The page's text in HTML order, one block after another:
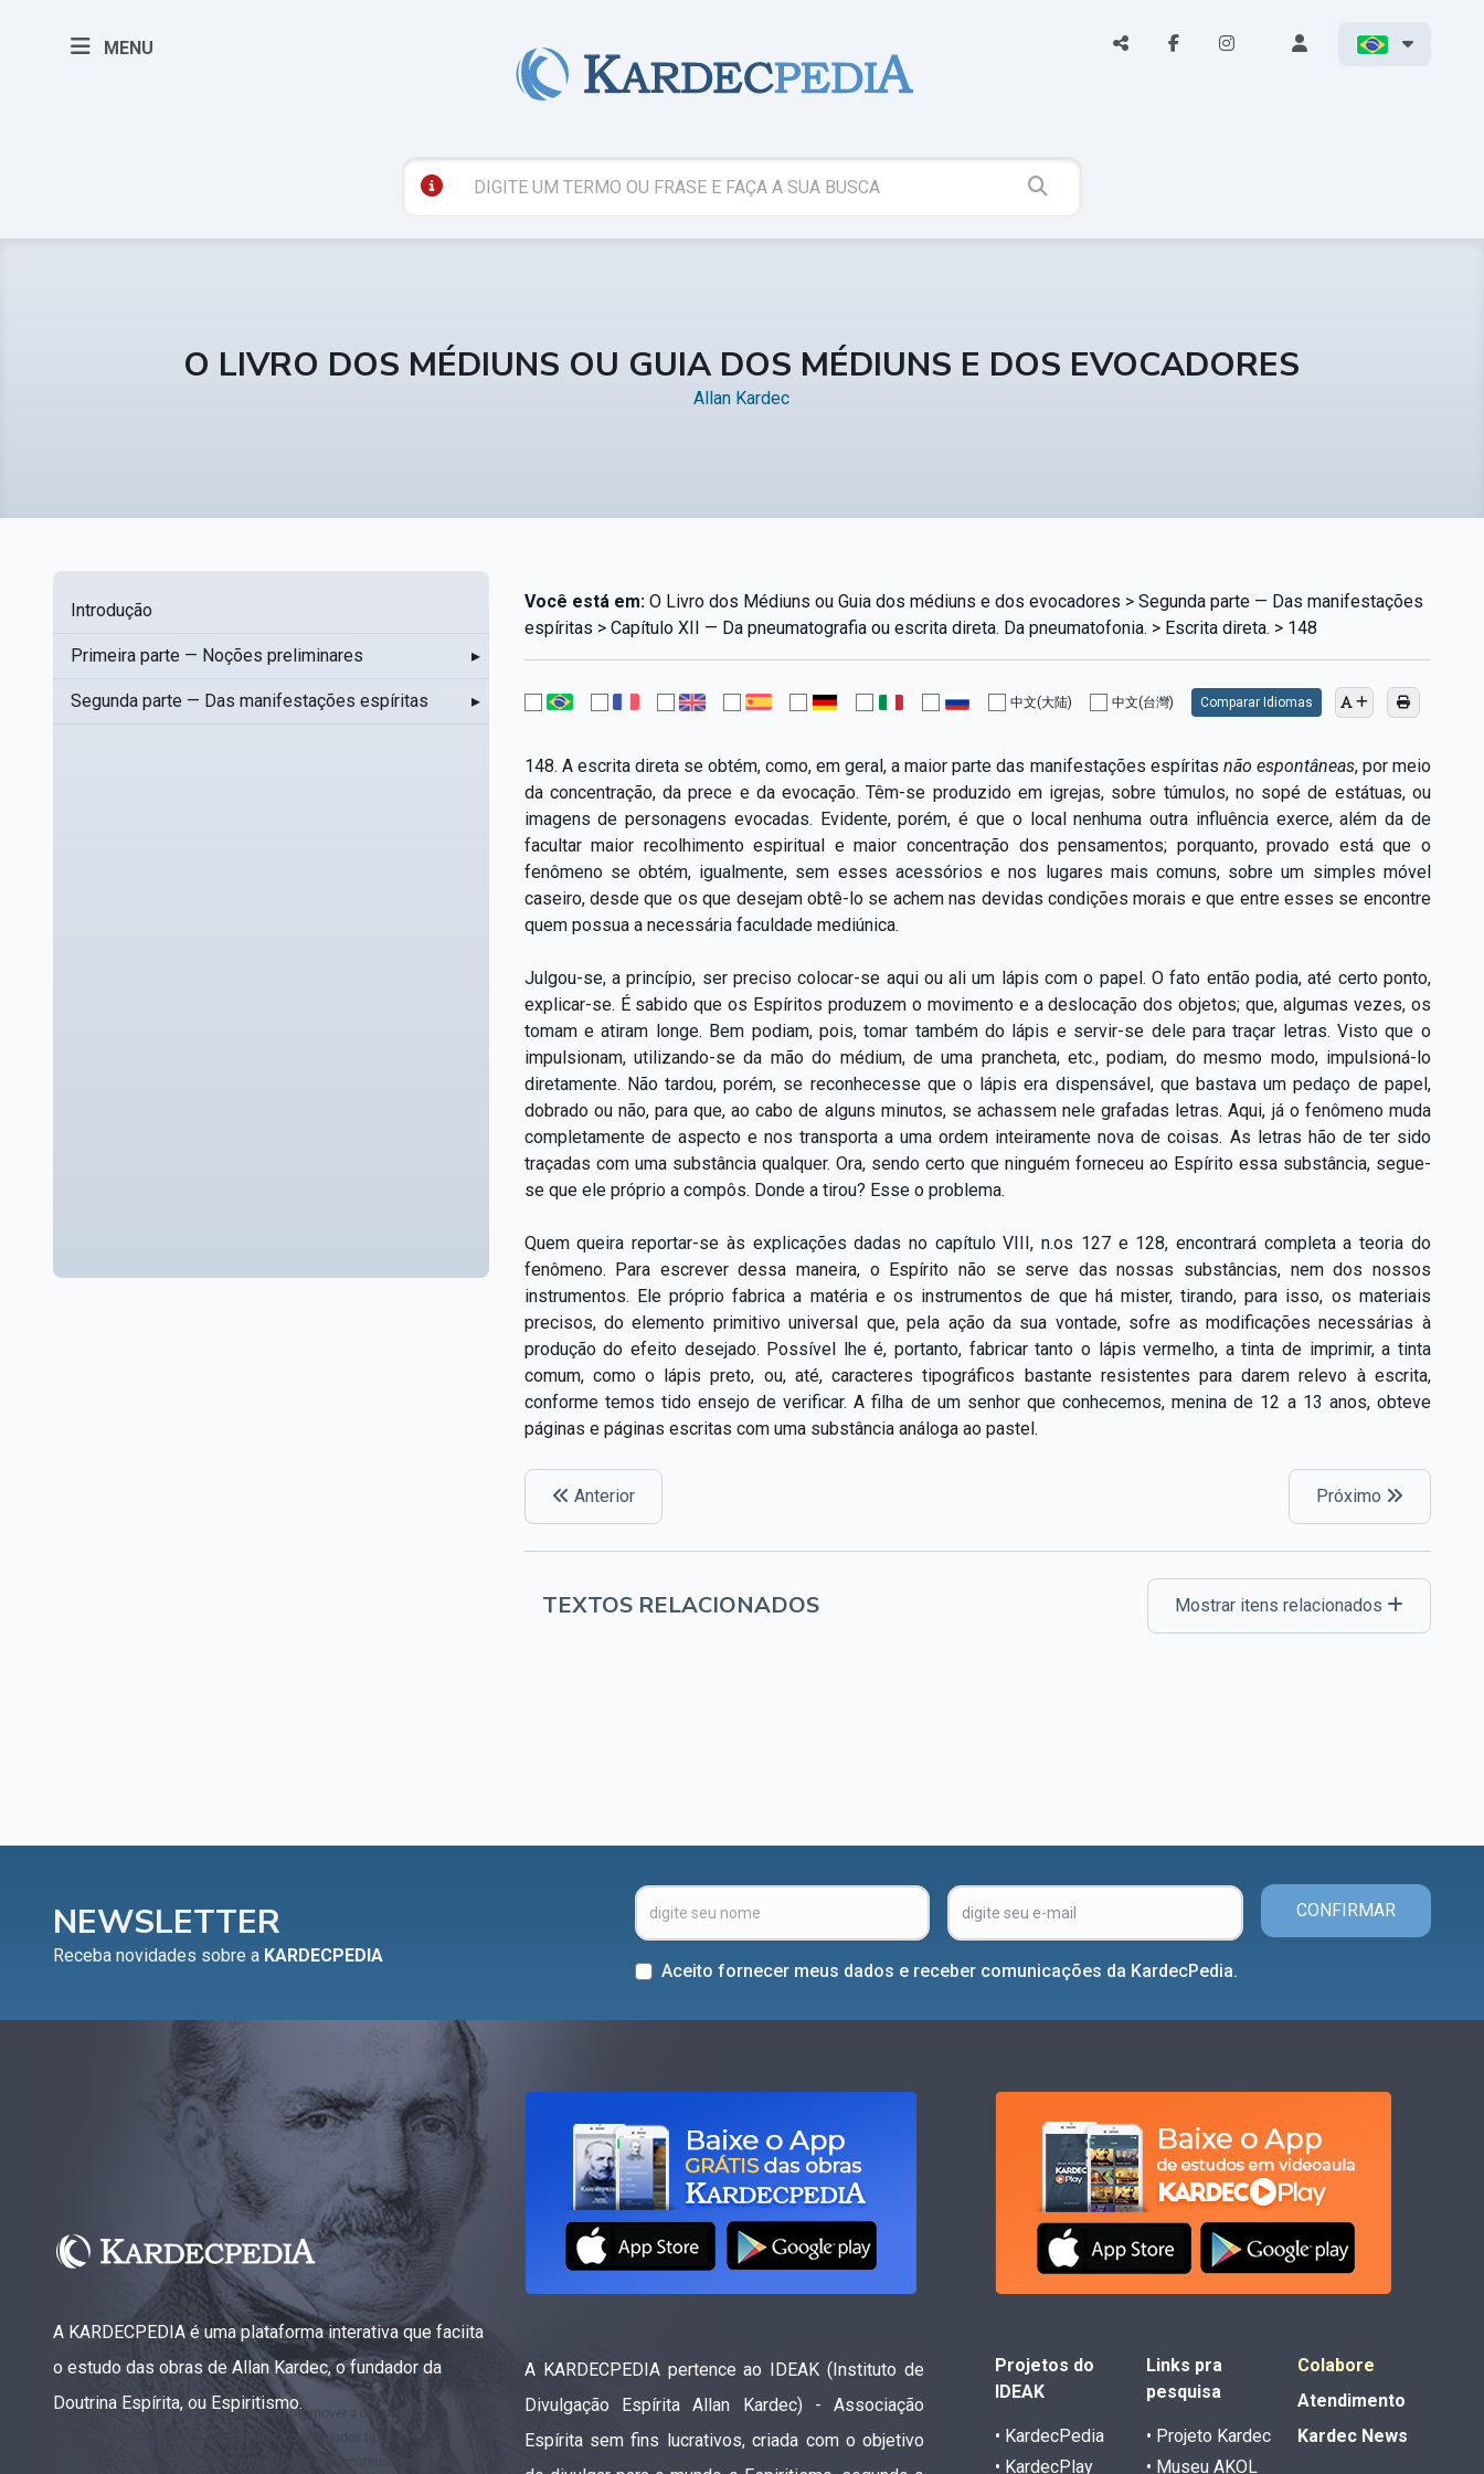
MENU
O LIVRO DOS MÉDIUNS OU GUIA DOS MÉDIUNS E DOS EVOCADORES
Allan Kardec
Introdução
Primeira parte — Noções preliminares ▸
Segunda parte — Das manifestações espíritas ▸
Você está em:O Livro dos Médiuns ou Guia dos médiuns e dos evocadores > Segunda parte — Das manifestações
espíritas > Capítulo XII — Da pneumatografia ou escrita direta. Da pneumatofonia. > Escrita direta. > 148
中文(大陆) 中文(台灣) Comparar Idiomas
148. A escrita direta se obtém, como, em geral, a maior parte das manifestações espíritas não espontâneas, por meio
da concentração, da prece e da evocação. Têm-se produzido em igrejas, sobre túmulos, no sopé de estátuas, ou
imagens de personagens evocadas. Evidente, porém, é que o local nenhuma outra influência exerce, além da de
facultar maior recolhimento espiritual e maior concentração dos pensamentos; porquanto, provado está que o
fenômeno se obtém, igualmente, sem esses acessórios e nos lugares mais comuns, sobre um simples móvel
caseiro, desde que os que desejam obtê-lo se achem nas devidas condições morais e que entre esses se encontre
quem possua a necessária faculdade mediúnica.
Julgou-se, a princípio, ser preciso colocar-se aqui ou ali um lápis com o papel. O fato então podia, até certo ponto,
explicar-se. É sabido que os Espíritos produzem o movimento e a deslocação dos objetos; que, algumas vezes, os
tomam e atiram longe. Bem podiam, pois, tomar também do lápis e servir-se dele para traçar letras. Visto que o
impulsionam, utilizando-se da mão do médium, de uma prancheta, etc., podiam, do mesmo modo, impulsioná-lo
diretamente. Não tardou, porém, se reconhecesse que o lápis era dispensável, que bastava um pedaço de papel,
dobrado ou não, para que, ao cabo de alguns minutos, se achassem nele grafadas letras. Aqui, já o fenômeno muda
completamente de aspecto e nos transporta a uma ordem inteiramente nova de coisas. As letras hão de ter sido
traçadas com uma substância qualquer. Ora, sendo certo que ninguém forneceu ao Espírito essa substância, segue-
se que ele próprio a compôs. Donde a tirou? Esse o problema.
Quem queira reportar-se às explicações dadas no capítulo VIII, n.os 127 e 128, encontrará completa a teoria do
fenômeno. Para escrever dessa maneira, o Espírito não se serve das nossas substâncias, nem dos nossos
instrumentos. Ele próprio fabrica a matéria e os instrumentos de que há mister, tirando, para isso, os materiais
precisos, do elemento primitivo universal que, pela ação da sua vontade, sofre as modificações necessárias à
produção do efeito desejado. Possível lhe é, portanto, fabricar tanto o lápis vermelho, a tinta de imprimir, a tinta
comum, como o lápis preto, ou, até, caracteres tipográficos bastante resistentes para darem relevo à escrita,
conforme temos tido ensejo de verificar. A filha de um senhor que conhecemos, menina de 12 a 13 anos, obteve
páginas e páginas escritas com uma substância análoga ao pastel.
Anterior Próximo
TEXTOS RELACIONADOS Mostrar itens relacionados
NEWSLETTER
Receba novidades sobre a KARDECPEDIA
CONFIRMAR
Aceito fornecer meus dados e receber comunicações da KardecPedia.
A KARDECPEDIA é uma plataforma interativa que faciita
o estudo das obras de Allan Kardec, o fundador da
Doutrina Espírita, ou Espiritismo.
A KARDECPEDIA pertence ao IDEAK (Instituto de
Divulgação Espírita Allan Kardec) - Associação
Espírita sem fins lucrativos, criada com o objetivo
Projetos do
IDEAK
• KardecPedia
• KardecPlay
Links pra
pesquisa
• Projeto Kardec
• Museu AKOL
Colabore
Atendimento
Kardec News